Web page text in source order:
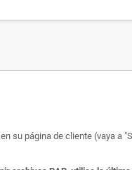
su página de cliente (vaya a